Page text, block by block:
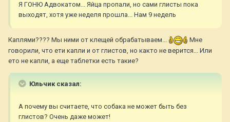
Я ГОНЮ Адвокатом... Яйца пропали, но сами глисты пока
выходят, хотя уже неделя прошла... Нам 9 недель
Каплями???? Мы ними от клещей обрабатываем...
Мне
говорили, что ети капли и от глистов, но както не верится... Или
ето не капли, а еще таблетки есть такие?
Юльчик сказал:
А почему вы считаете, что собака не может быть без
глистов? Очень даже может!